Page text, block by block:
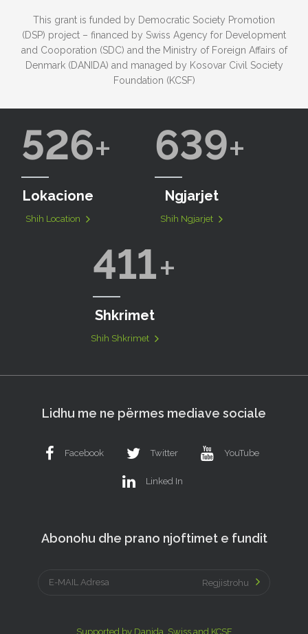
This grant is funded by Democratic Society Promotion
(DSP) project – financed by Swiss Agency for Development
and Cooporation (SDC) and the Ministry of Foreign Affairs of
Denmark (DANIDA) and managed by Kosovar Civil Society
Foundation (KCSF)
526
Lokacione
Shih Location
639
Ngjarjet
Shih Ngjarjet
411
Shkrimet
Shih Shkrimet
Lidhu me ne përmes mediave sociale
Facebook Twitter YouTube
Linked In
Abonohu dhe prano njoftimet e fundit
Regjistrohu
Supported by Danida, Swiss and KCSF